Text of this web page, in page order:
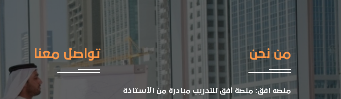
من نحن
منصه افق: منصة أفق للتدريب مبادرة من الأستاذة
تواصل معنا